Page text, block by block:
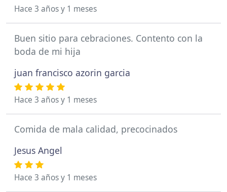
Hace 3 años y 1 meses
Buen sitio para cebraciones. Contento con la
boda de mi hija
juan francisco azorin garcia
Hace 3 años y 1 meses
Comida de mala calidad, precocinados
Jesus Angel
Hace 3 años y 1 meses